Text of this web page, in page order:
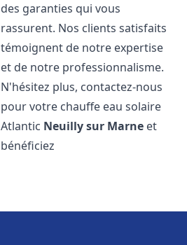
des garanties qui vous
rassurent. Nos clients satisfaits
témoignent de notre expertise
et de notre professionnalisme.
N'hésitez plus, contactez-nous
pour votre chauffe eau solaire
Atlantic Neuilly sur Marne et
bénéficiez